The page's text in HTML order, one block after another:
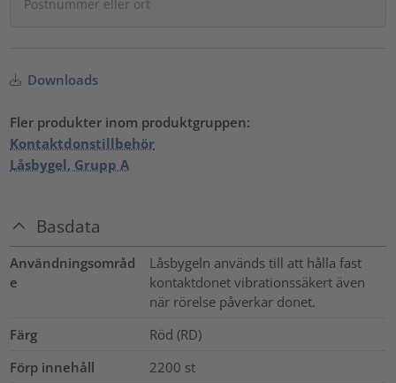
Downloads
Fler produkter inom produktgruppen:
Kontaktdonstillbehör
Låsbygel, Grupp A
Basdata
Användningsområd
e
Låsbygeln används till att hålla fast
kontaktdonet vibrationssäkert även
när rörelse påverkar donet.
Färg
Röd (RD)
Förp innehåll
2200 st